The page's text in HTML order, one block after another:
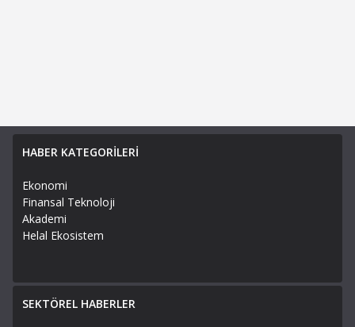
HABER KATEGORİLERİ
Ekonomi
Finansal Teknoloji
Akademi
Helal Ekosistem
SEKTÖREL HABERLER